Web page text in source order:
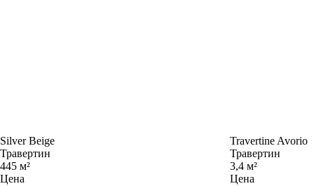
Silver Beige
Травертин
445 м²
Цена
Travertine Avorio
Травертин
3,4 м²
Цена